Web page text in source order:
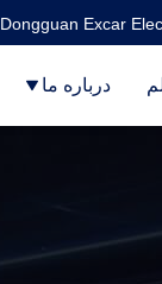
Dongguan Excar
درباره ما